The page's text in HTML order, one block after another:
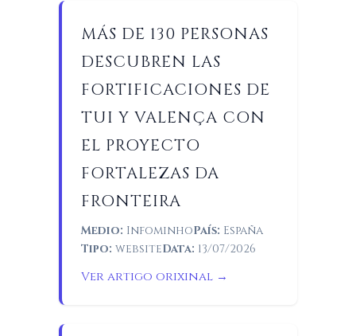
MÁS DE 130 PERSONAS
DESCUBREN LAS
FORTIFICACIONES DE
TUI Y VALENÇA CON
EL PROYECTO
FORTALEZAS DA
FRONTEIRA
Medio: InfominhoPaís: España
Tipo: websiteData: 13/07/2026
Ver artigo orixinal →